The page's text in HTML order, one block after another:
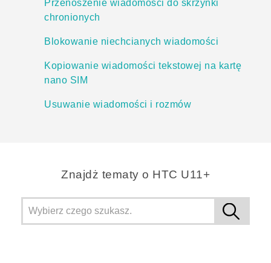
Przenoszenie wiadomości do skrzynki
chronionych
Blokowanie niechcianych wiadomości
Kopiowanie wiadomości tekstowej na kartę
nano SIM
Usuwanie wiadomości i rozmów
Znajdż tematy o HTC U11+